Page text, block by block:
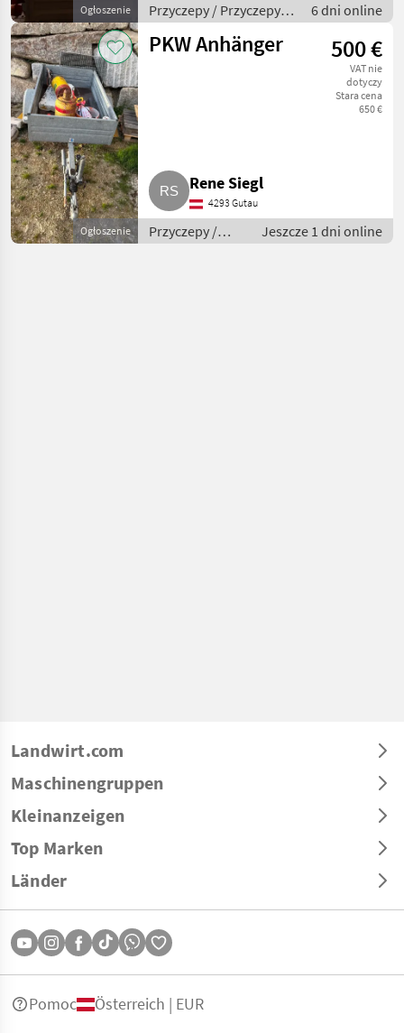
Ogłoszenie
Przyczepy / Przyczepy
samochodówe
6 dni online
Ogłoszenie
PKW Anhänger 500 €
VAT nie
dotyczy
Stara cena
650 €
Rene Siegl
4293 Gutau
Przyczepy /
Przyczepy
Jeszcze 1 dni online
Landwirt.com
Maschinengruppen
Kleinanzeigen
Top Marken
Länder
Pomoc Österreich | EUR